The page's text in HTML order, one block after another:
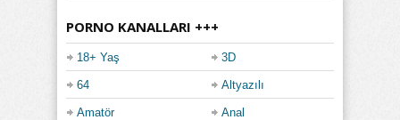
PORNO KANALLARI +++
18+ Yaş 3D
64 Altyazılı
Amatör Anal